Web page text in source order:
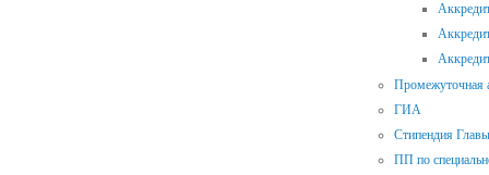
Промежуточная
ГИА
Стипендия
ПП по